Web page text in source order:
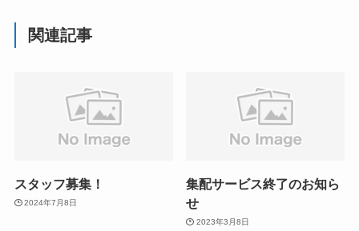
関連記事
スタッフ募集！
2024年7月8日
集配サービス終了のお知ら
せ
2023年3月8日